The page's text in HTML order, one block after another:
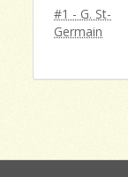
#1 - G. St-
Germain